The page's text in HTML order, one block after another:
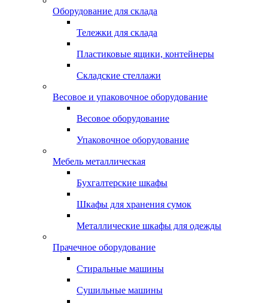
Оборудование для склада
Тележки для склада
Пластиковые ящики, контейнеры
Складские стеллажи
Весовое и упаковочное оборудование
Весовое оборудование
Упаковочное оборудование
Мебель металлическая
Бухгалтерские шкафы
Шкафы для хранения сумок
Металлические шкафы для одежды
Прачечное оборудование
Стиральные машины
Сушильные машины